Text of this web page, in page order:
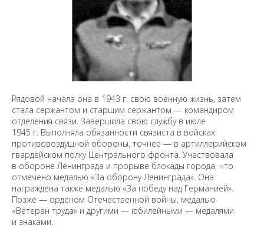
Рядовой начала она в 1943 г. свою военную жизнь, затем
стала сержантом и старшим сержантом — командиром
отделения связи. Завершила свою службу в июле
1945 г. Выполняла обязанности связиста в войсках
противовоздушной обороны, точнее — в артиллерийском
гвардейском полку Центрального фронта. Участвовала
в обороне Ленинграда и прорыве блокады города, что
отмечено медалью «За оборону Ленинграда». Она
награждена также медалью «За победу над Германией».
Позже — орденом Отечественной войны, медалью
«Ветеран труда» и другими — юбилейными — медалями
и знаками.